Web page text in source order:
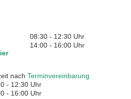
08:30 - 12:30 Uhr
14:00 - 16:00 Uhr
nach Terminvereinbarung
- 12:30 Uhr
- 16:00 Uhr